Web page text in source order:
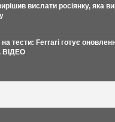
вислати росіянку, яка
тести: Ferrari готує
ВІДЕО